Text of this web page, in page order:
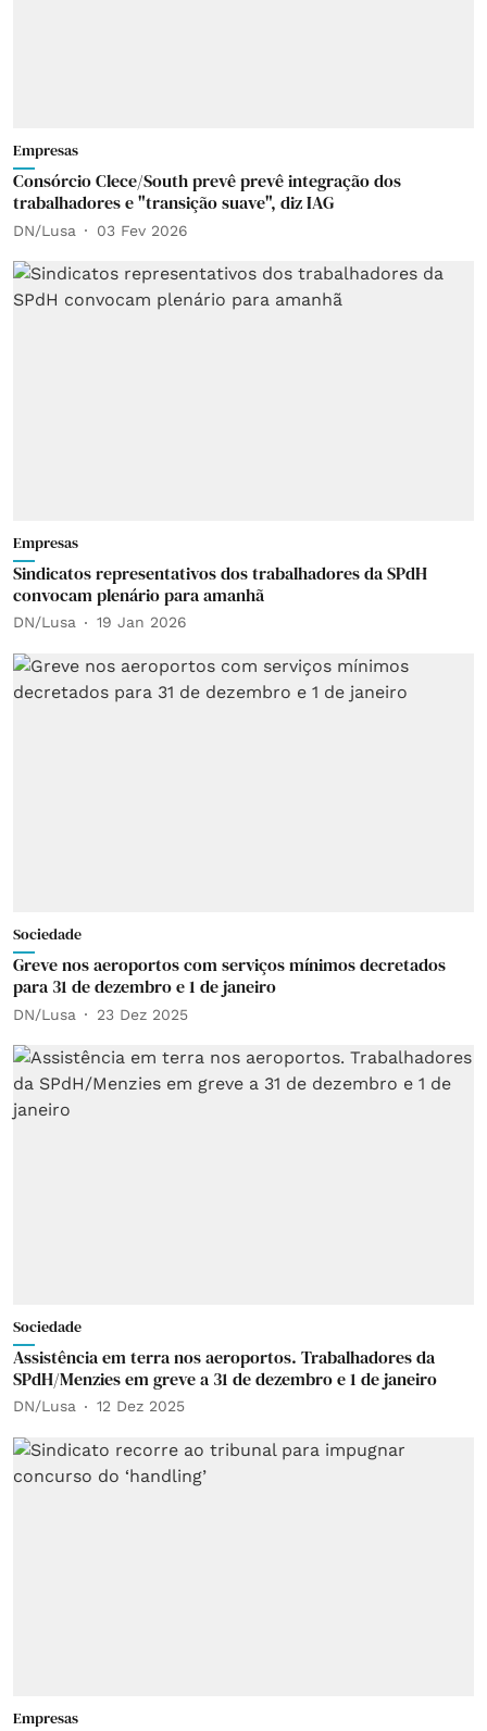
Empresas
Consórcio Clece/South prevê prevê integração dos
trabalhadores e "transição suave", diz IAG
DN/Lusa 03 Fev 2026
Empresas
Sindicatos representativos dos trabalhadores da SPdH
convocam plenário para amanhã
DN/Lusa 19 Jan 2026
Sociedade
Greve nos aeroportos com serviços mínimos decretados
para 31 de dezembro e 1 de janeiro
DN/Lusa 23 Dez 2025
Sociedade
Assistência em terra nos aeroportos. Trabalhadores da
SPdH/Menzies em greve a 31 de dezembro e 1 de janeiro
DN/Lusa 12 Dez 2025
Empresas